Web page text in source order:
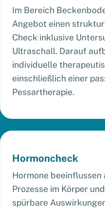
Im Bereich
Angebot einen
Check inklusive
Ultraschall. Darauf
individuelle
einschließlich einer
Pessartherapie.
Hormoncheck
Hormone
Prozesse im Körper
spürbare